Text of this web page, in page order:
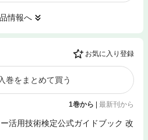
情報へ
お気に入り登録
巻をまとめて買う
1巻から | 最新刊から
活用技術検定公式ガイドブック 改